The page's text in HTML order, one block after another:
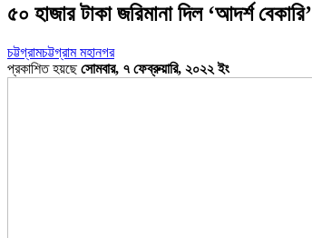
৫০ হাজার টাকা জরিমানা দিল ‘আদর্শ বেকারি’
চট্টগ্রামচট্টগ্রাম মহানগর
প্রকাশিত হয়ছেসোমবার, ৭ ফেব্রুয়ারি, ২০২২ ইং